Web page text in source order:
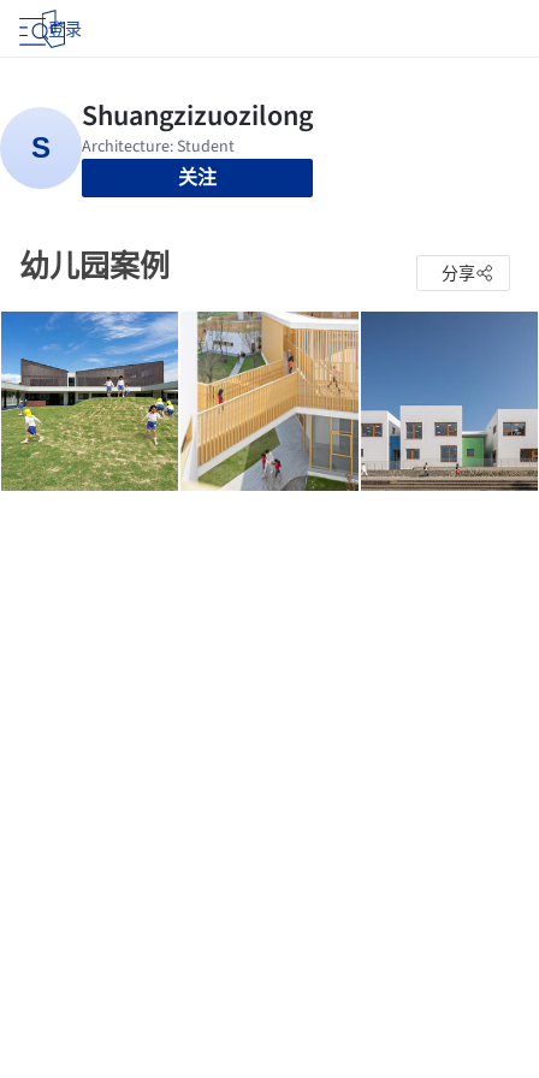
登录
关注
幼儿园案例 分享